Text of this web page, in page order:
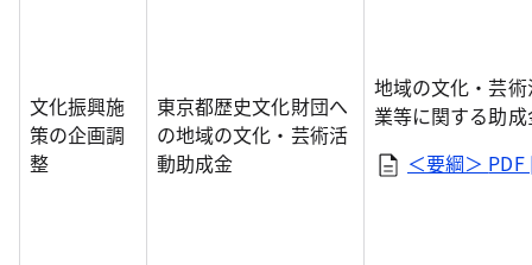
文化振興施
策の企画調
整
東京都歴史文化財団へ
の地域の文化・芸術活
動助成金
地域の文化・芸
業等に関する助
＜要綱＞